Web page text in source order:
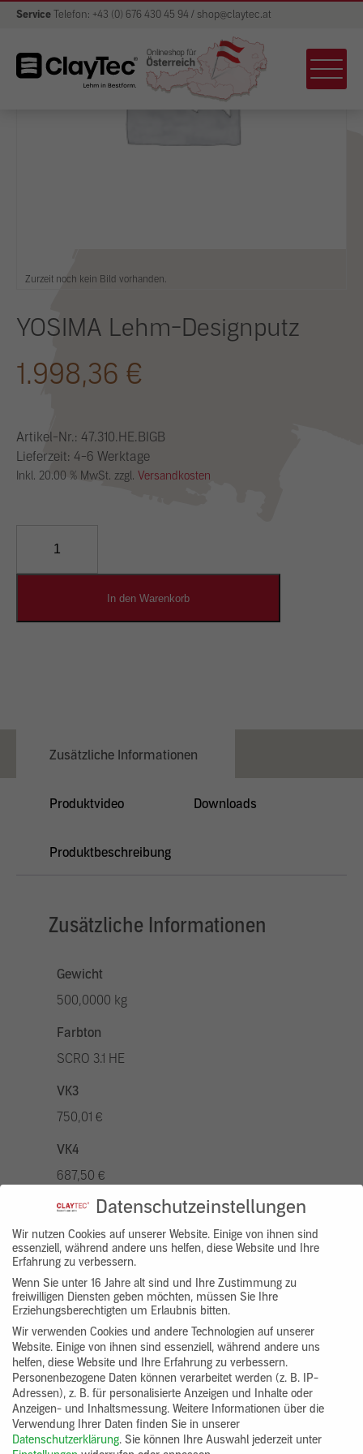
Service Telefon: +43 (0) 676 430 45 94 / shop@claytec.at
Zurzeit noch kein Bild vorhanden.
YOSIMA Lehm-Designputz
1.998,36 €
Artikel-Nr.: 47.310.HE.BIGB
Lieferzeit: 4-6 Werktage
Inkl. 20.00 % MwSt. zzgl. Versandkosten
Designputz
In den Warenkorb
Zusätzliche Informationen
Produktvideo Downloads
Produktbeschreibung
Zusätzliche Informationen
Gewicht
500,0000 kg
Farbton
SCRO 3.1 HE
VK3
750,01 €
VK4
687,50 €
VK5
875,01 €
VK7
625,00 €
Gruppenprodukt
yosima_designputz_bigb
Datenschutzeinstellungen
Wir nutzen Cookies auf unserer Website. Einige von ihnen sind
essenziell, während andere uns helfen, diese Website und Ihre
Erfahrung zu verbessern.
Wenn Sie unter 16 Jahre alt sind und Ihre Zustimmung zu
freiwilligen Diensten geben möchten, müssen Sie Ihre
Erziehungsberechtigten um Erlaubnis bitten.
Wir verwenden Cookies und andere Technologien auf unserer
Website. Einige von ihnen sind essenziell, während andere uns
helfen, diese Website und Ihre Erfahrung zu verbessern.
Personenbezogene Daten können verarbeitet werden (z. B. IP-
Adressen), z. B. für personalisierte Anzeigen und Inhalte oder
Anzeigen- und Inhaltsmessung. Weitere Informationen über die
Verwendung Ihrer Daten finden Sie in unserer
Datenschutzerklärung. Sie können Ihre Auswahl jederzeit unter